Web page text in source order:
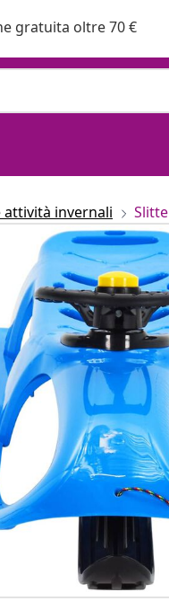
gratuita oltre 70 €
attività invernali Slitte